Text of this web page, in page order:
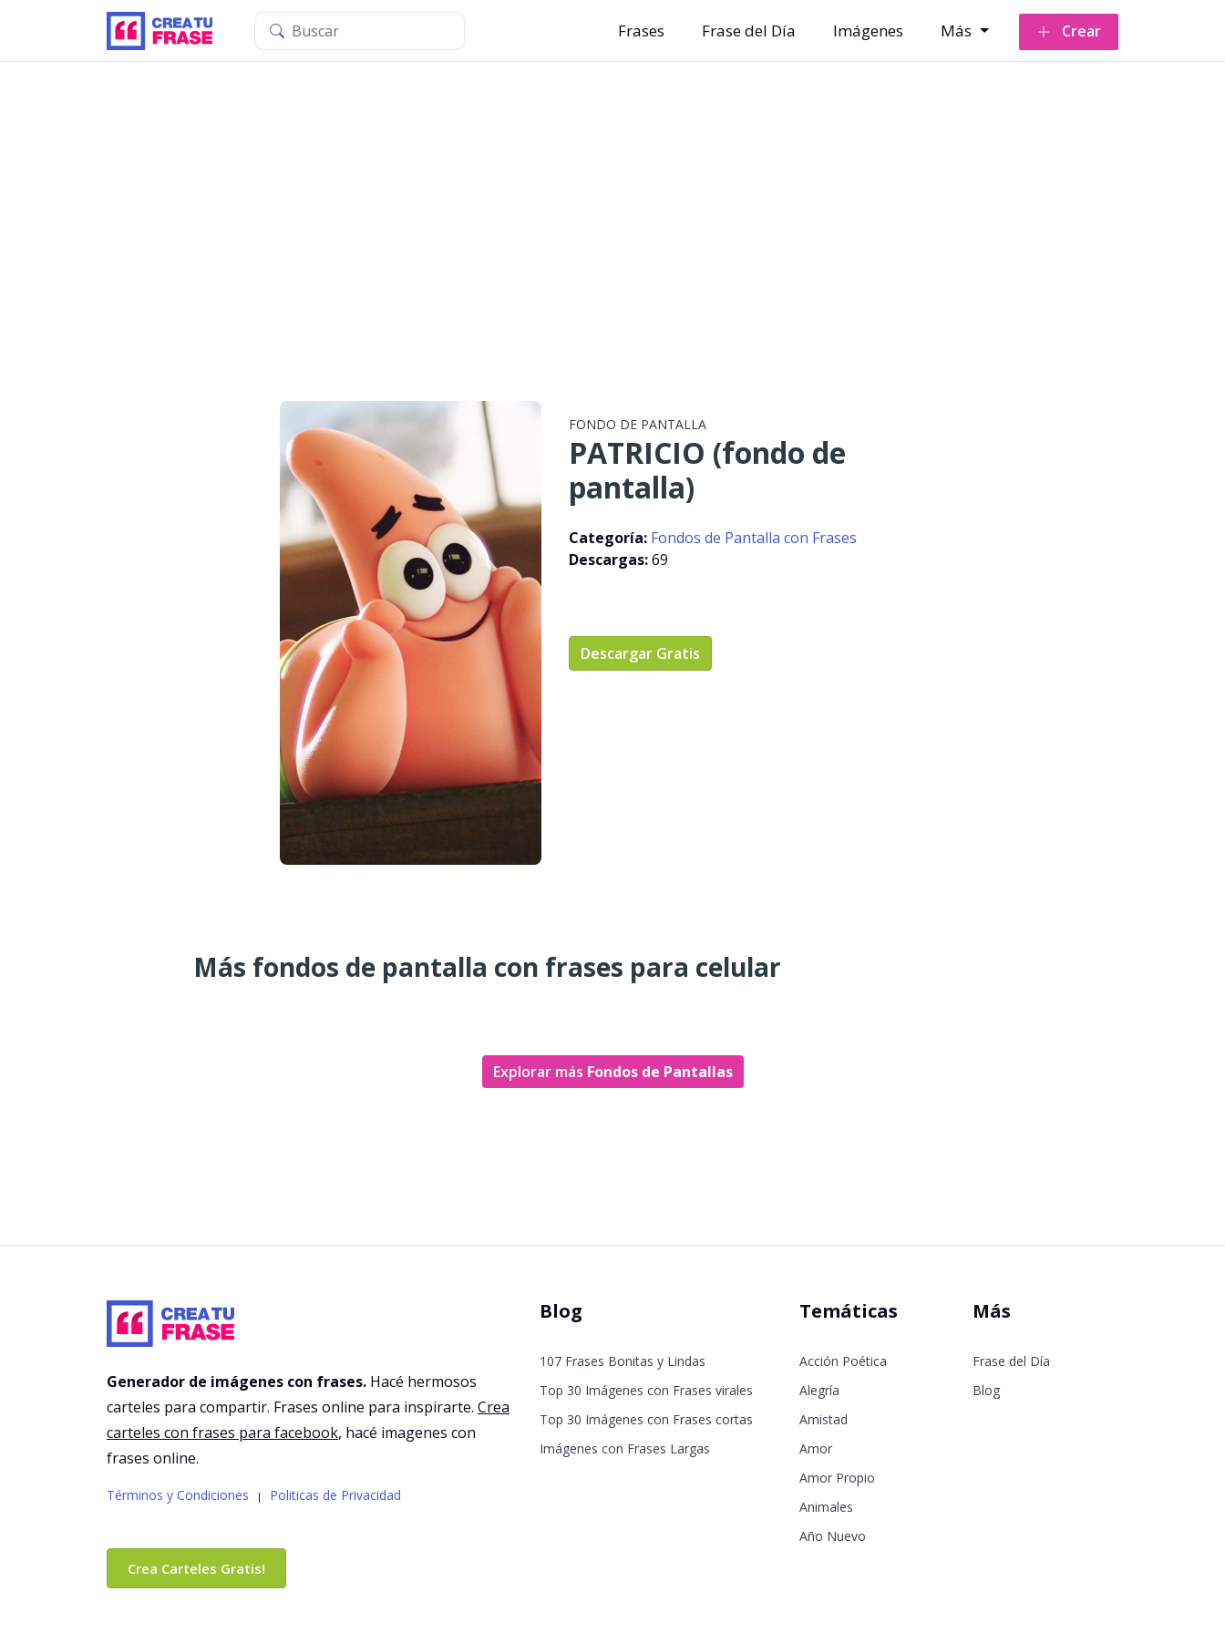
Frases Frase del Día Imágenes Más Crear
FONDO DE PANTALLA
PATRICIO (fondo de
pantalla)
Categoría: Fondos de Pantalla con Frases
Descargas:69
Descargar Gratis
Más fondos de pantalla con frases para celular
Explorar más Fondos de Pantallas
Generador de imágenes con frases. Hacé hermosos
carteles para compartir. Frases online para inspirarte. Crea
carteles con frases para facebook, hacé imagenes con
frases online.
Términos y Condiciones | Politicas de Privacidad
Crea Carteles Gratis!
Blog
107 Frases Bonitas y Lindas
Top 30 Imágenes con Frases virales
Top 30 Imágenes con Frases cortas
Imágenes con Frases Largas
Temáticas
Acción Poética
Alegría
Amistad
Amor
Amor Propio
Animales
Año Nuevo
Más
Frase del Día
Blog